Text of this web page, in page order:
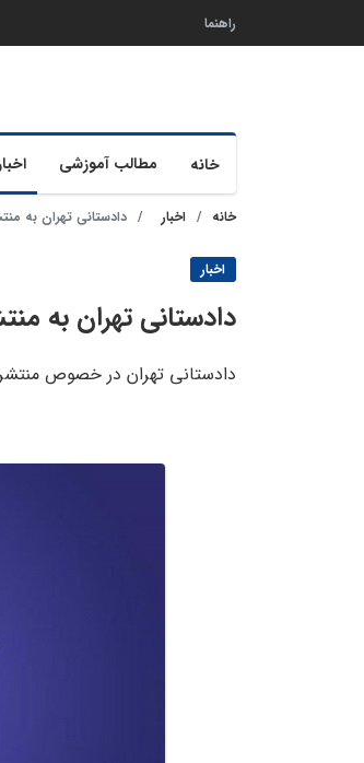
راهنما
خانه مطالب آموزشی
خانه اخبار دادستانی تهران به
اخبار
دادستانی تهران به
دادستانی تهران در خصوص منتشر